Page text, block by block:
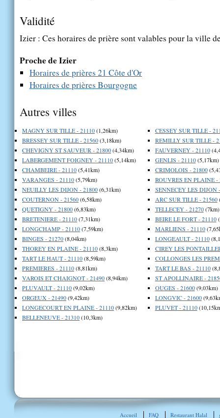
Validité
Izier : Ces horaires de prière sont valables pour la ville
Proche de Izier
Horaires de prières 21 Côte d'Or
Horaires de prières Bourgogne
Autres villes
MAGNY SUR TILLE - 21110(1,26km)
BRESSEY SUR TILLE - 21560(3,18km)
CHEVIGNY ST SAUVEUR - 21800(4,34km)
LABERGEMENT FOIGNEY - 21110(5,14km)
CHAMBEIRE - 21110(5,41km)
VARANGES - 21110(5,79km)
NEUILLY LES DIJON - 21800(6,31km)
COUTERNON - 21560(6,58km)
QUETIGNY - 21800(6,83km)
BRETENIERE - 21110(7,31km)
LONGCHAMP - 21110(7,59km)
BINGES - 21270(8,04km)
THOREY EN PLAINE - 21110(8,3km)
TART LE HAUT - 21110(8,59km)
PREMIERES - 21110(8,81km)
VAROIS ET CHAIGNOT - 21490(8,94km)
PLUVAULT - 21110(9,02km)
ORGEUX - 21490(9,42km)
LONGECOURT EN PLAINE - 21110(9,82km)
BELLENEUVE - 21310(10,3km)
CESSEY SUR TILLE -
REMILLY SUR TILLE -
FAUVERNEY - 21110
GENLIS - 21110(5,17km)
CRIMOLOIS - 21800
ROUVRES EN PLAINE -
SENNECEY LES DIJON
ARC SUR TILLE - 21560
TELLECEY - 21270(7km)
BEIRE LE FORT - 21110
MARLIENS - 21110
LONGEAULT - 21110
CIREY LES
COLLONGES LES
TART LE BAS - 21110
ST APOLLINAIRE -
OUGES - 21600(9,03km)
LONGVIC - 21600
PLUVET - 21110
Accueil FAQ Restaurant Halal